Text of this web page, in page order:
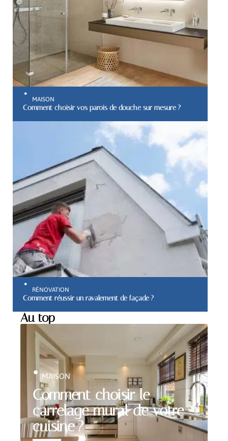
MAISON
Comment choisir vos parois de douche sur mesure ?
RÉNOVATION
Comment réussir un ravalement de façade ?
Au top
Comment choisir le
carrelage mural de votre
cuisine ?
MAISON